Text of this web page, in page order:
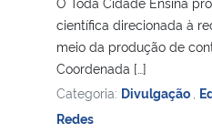
científica direcionada à
meio da produção de
Coordenada […]
Categoria: Divulgação
Redes